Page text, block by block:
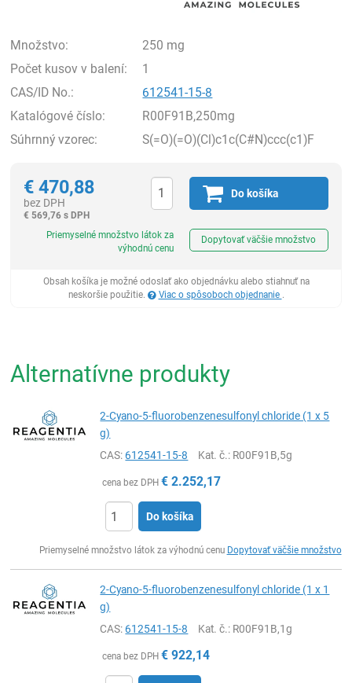
Množstvo:
250 mg
Počet kusov v balení:
1
CAS/ID No.:
612541-15-8
Katalógové číslo:
R00F91B,250mg
Súhrnný vzorec:
S(=O)(=O)(Cl)c1c(C#N)ccc(c1)F
€ 470,88
bez DPH
€ 569,76 s DPH
Do košíka
Priemyselné množstvo látok za
výhodnú cenu
Dopytovať väčšie množstvo
Obsah košíka je možné odoslať ako objednávku alebo stiahnuť na
neskoršie použitie.
Viac o spôsoboch objednanie .
Alternatívne produkty
2-Cyano-5-fluorobenzenesulfonyl chloride (1 x 5
g)
CAS:612541-15-8 Kat. č.: R00F91B,5g
cena bez DPH € 2.252,17
Do košíka
Priemyselné množstvo látok za výhodnú cenu Dopytovať väčšie množstvo
2-Cyano-5-fluorobenzenesulfonyl chloride (1 x 1
g)
CAS:612541-15-8 Kat. č.: R00F91B,1g
cena bez DPH € 922,14